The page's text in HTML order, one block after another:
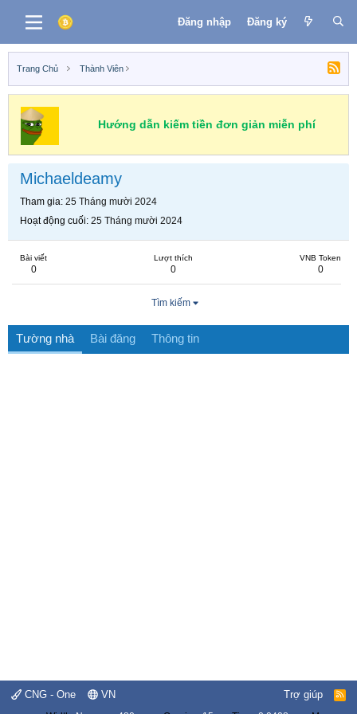
Đăng nhập Đăng ký
Trang Chủ Thành Viên
Hướng dẫn kiếm tiền đơn giản miễn phí
Michaeldeamy
Tham gia 25 Tháng mười 2024
Hoạt động cuối 25 Tháng mười 2024
Bài viết
0
Lượt thích
0
VNB Token
0
Tìm kiếm
Tường nhà Bài đăng Thông tin
CNG - One VN Trợ giúp
R